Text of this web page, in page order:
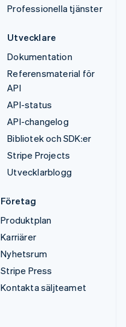
Professionella tjänster
Utvecklare
Dokumentation
Referensmaterial för
API
API-status
API-changelog
Bibliotek och SDK:er
Stripe Projects
Utvecklarblogg
Företag
Produktplan
Karriärer
Nyhetsrum
Stripe Press
Kontakta säljteamet